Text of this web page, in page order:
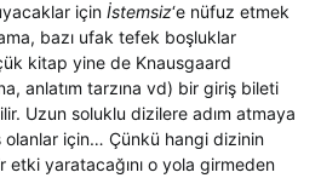
için İstemsiz‘e nüfuz etmek
bazı ufak tefek boşluklar
kitap yine de Knausgaard
anlatım tarzına vd) bir giriş bileti
Uzun soluklu dizilere adım atmaya
olanlar için… Çünkü hangi dizinin
etki yaratacağını o yola girmeden